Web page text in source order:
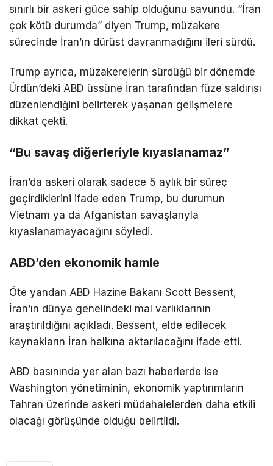
sınırlı bir askeri güce sahip olduğunu savundu. “İran
çok kötü durumda” diyen Trump, müzakere
sürecinde İran’ın dürüst davranmadığını ileri sürdü.
Trump ayrıca, müzakerelerin sürdüğü bir dönemde
Ürdün’deki ABD üssüne İran tarafından füze saldırısı
düzenlendiğini belirterek yaşanan gelişmelere
dikkat çekti.
“Bu savaş diğerleriyle kıyaslanamaz”
İran’da askeri olarak sadece 5 aylık bir süreç
geçirdiklerini ifade eden Trump, bu durumun
Vietnam ya da Afganistan savaşlarıyla
kıyaslanamayacağını söyledi.
ABD’den ekonomik hamle
Öte yandan ABD Hazine Bakanı Scott Bessent,
İran’ın dünya genelindeki mal varlıklarının
araştırıldığını açıkladı. Bessent, elde edilecek
kaynakların İran halkına aktarılacağını ifade etti.
ABD basınında yer alan bazı haberlerde ise
Washington yönetiminin, ekonomik yaptırımların
Tahran üzerinde askeri müdahalelerden daha etkili
olacağı görüşünde olduğu belirtildi.